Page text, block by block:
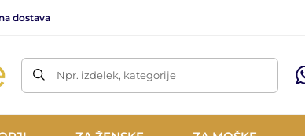
dostava
Npr. izdelek, kategorije